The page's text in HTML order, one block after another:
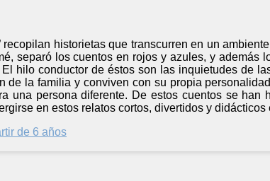
recopilan historietas que transcurren en un
separó los cuentos en rojos y azules, y además
El hilo conductor de éstos son las inquietudes de
de la familia y conviven con su propia
una persona diferente. De estos cuentos se han
en estos relatos cortos, divertidos y
de 6 años